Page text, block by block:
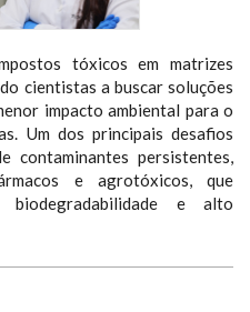
tóxicos em matrizes
cientistas a buscar soluções
impacto ambiental para o
Um dos principais desafios
contaminantes persistentes,
e agrotóxicos, que
biodegradabilidade e alto